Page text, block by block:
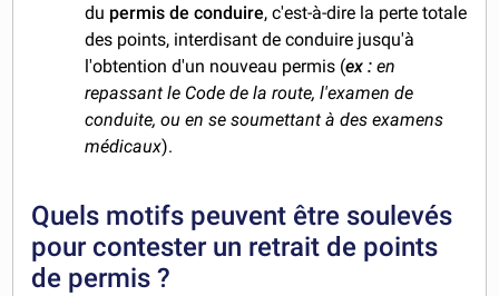
du permis de conduire, c'est-à-dire la perte totale
des points, interdisant de conduire jusqu'à
l'obtention d'un nouveau permis (ex :en
repassant le Code de la route, l'examen de
conduite, ou en se soumettant à des examens
médicaux).
Quels motifs peuvent être soulevés
pour contester un retrait de points
de permis ?